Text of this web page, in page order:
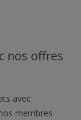
nos offres
avec
membres